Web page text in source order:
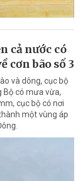
cả nước có
cơn bão số 3
và dông, cục bộ
Bộ có mưa vừa,
cục bộ có nơi
một vùng áp